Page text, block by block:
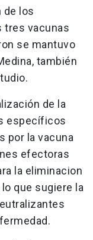
de los
tres vacunas
se mantuvo
también
de la
específicos
por la vacuna
efectoras
la eliminacion
que sugiere la